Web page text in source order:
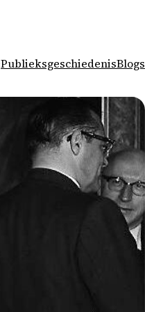
PublieksgeschiedenisBlogs